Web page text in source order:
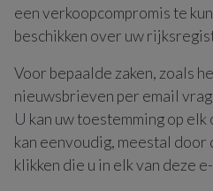
een verkoopcompromis te
beschikken over uw
Voor bepaalde zaken, zoals
nieuwsbrieven per email
U kan uw toestemming op
kan eenvoudig, meestal door
klikken die u in elk van deze